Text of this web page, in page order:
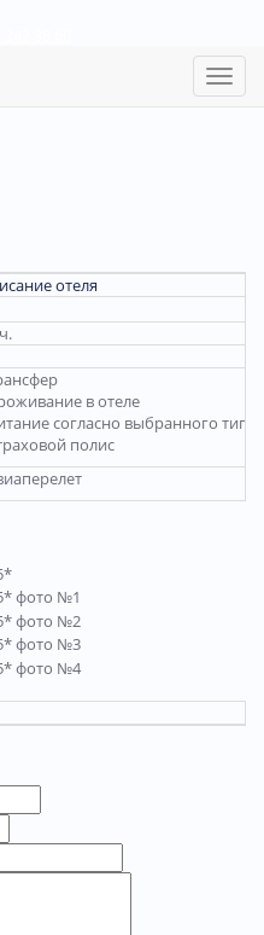
Toggle
отеля
в отеле
согласно выбранного типа
полис